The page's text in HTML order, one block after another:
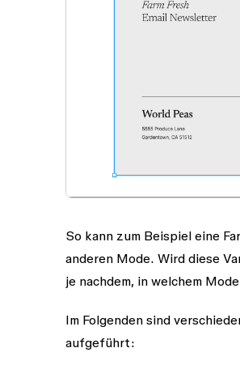
So kann zum Beispiel eine
anderen Mode. Wird diese
je nachdem, in welchem
Im Folgenden sind
aufgeführt: